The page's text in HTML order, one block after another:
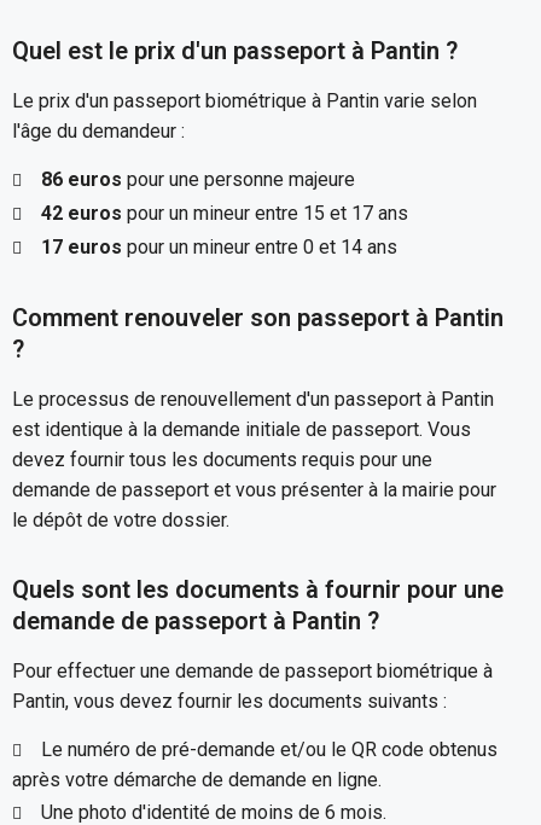
Quel est le prix d'un passeport à Pantin ?
Le prix d'un passeport biométrique à Pantin varie selon
l'âge du demandeur :
86 euros pour une personne majeure
42 euros pour un mineur entre 15 et 17 ans
17 euros pour un mineur entre 0 et 14 ans
Comment renouveler son passeport à Pantin
?
Le processus de renouvellement d'un passeport à Pantin
est identique à la demande initiale de passeport. Vous
devez fournir tous les documents requis pour une
demande de passeport et vous présenter à la mairie pour
le dépôt de votre dossier.
Quels sont les documents à fournir pour une
demande de passeport à Pantin ?
Pour effectuer une demande de passeport biométrique à
Pantin, vous devez fournir les documents suivants :
Le numéro de pré-demande et/ou le QR code obtenus
après votre démarche de demande en ligne.
Une photo d'identité de moins de 6 mois.